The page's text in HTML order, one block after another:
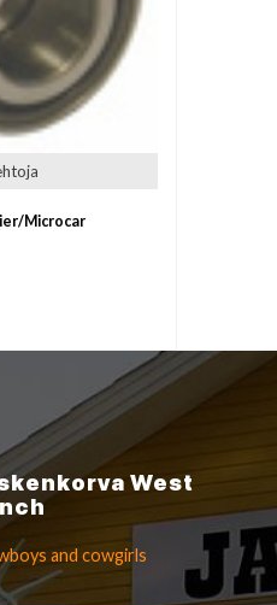
Microcar
West
and cowgirls